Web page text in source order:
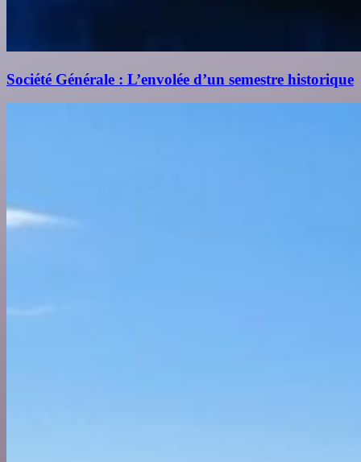
Société Générale : L’envolée d’un semestre historique